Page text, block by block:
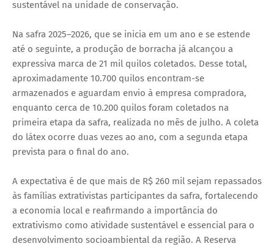
sustentável na unidade de conservação.
Na safra 2025–2026, que se inicia em um ano e se estende
até o seguinte, a produção de borracha já alcançou a
expressiva marca de 21 mil quilos coletados. Desse total,
aproximadamente 10.700 quilos encontram-se
armazenados e aguardam envio à empresa compradora,
enquanto cerca de 10.200 quilos foram coletados na
primeira etapa da safra, realizada no mês de julho. A coleta
do látex ocorre duas vezes ao ano, com a segunda etapa
prevista para o final do ano.
A expectativa é de que mais de R$ 260 mil sejam repassados
às famílias extrativistas participantes da safra, fortalecendo
a economia local e reafirmando a importância do
extrativismo como atividade sustentável e essencial para o
desenvolvimento socioambiental da região. A Reserva